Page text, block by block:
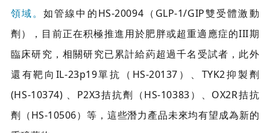
領域。如管線中的HS-20094（GLP-1/GIP雙受體激動
劑），目前正在积極推進用於肥胖或超重適應症的III期
臨床研究，相關研究已累計給葯超過千名受試者，此外
還有靶向IL-23p19單抗（HS-20137）、TYK2抑製劑
(HS-10374) 、P2X3拮抗劑（HS-10383）、OX2R拮抗
劑（HS-10506）等，這些潛力產品未來均有望成為新的